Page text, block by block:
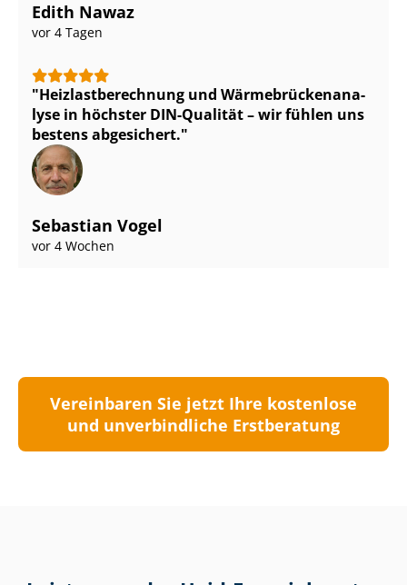
Edith Nawaz
vor 4 Tagen
Heiz­last­be­rech­nung und Wär­me­brü­cken­ana­
ly­se in höchster DIN-Qualität – wir fühlen uns
bestens abgesichert.
Sebastian Vogel
vor 4 Wochen
Vereinbaren Sie jetzt Ihre kostenlose
und unverbindliche Erstberatung